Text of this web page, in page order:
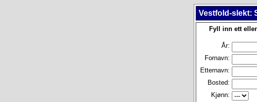
Vestfold-slekt:
Fyll inn ett
År:
Fornavn:
Etternavn:
Bosted:
Kjønn: